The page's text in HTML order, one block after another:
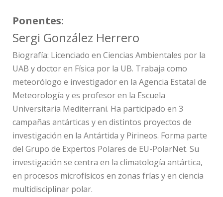
Ponentes:
Sergi González Herrero
Biografía: Licenciado en Ciencias Ambientales por la
UAB y doctor en Física por la UB. Trabaja como
meteorólogo e investigador en la Agencia Estatal de
Meteorología y es profesor en la Escuela
Universitaria Mediterrani. Ha participado en 3
campañas antárticas y en distintos proyectos de
investigación en la Antártida y Pirineos. Forma parte
del Grupo de Expertos Polares de EU-PolarNet. Su
investigación se centra en la climatología antártica,
en procesos microfísicos en zonas frías y en ciencia
multidisciplinar polar.